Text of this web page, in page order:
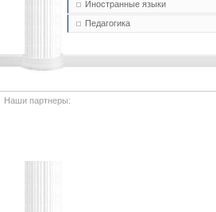
Иностранные языки
Педагогика
Наши партнеры: